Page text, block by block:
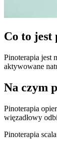
Co to jest
Pinoterapia jest
aktywowane
Na czym
Pinoterapia
więzadłowy
Pinoterapia